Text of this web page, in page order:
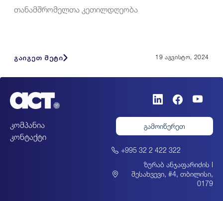
თანამშრომელთა კეთილდღეობა
გაიგეთ მეტი 19 აგვისტო, 2024
კომპანია
კონტაქტი
გამოიწერეთ
+995 32 2 422 322
ზურაბ ანჯაფარიძის I
შესახვევი, #4, თბილისი,
0179